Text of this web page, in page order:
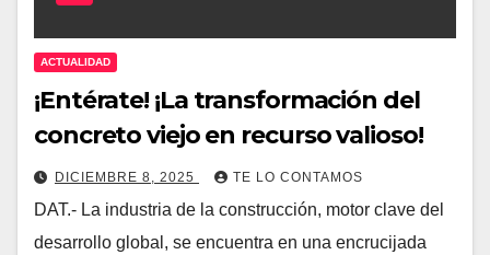
ACTUALIDAD
¡Entérate! ¡La transformación del
concreto viejo en recurso valioso!
DICIEMBRE 8, 2025 TE LO CONTAMOS
DAT.- La industria de la construcción, motor clave del
desarrollo global, se encuentra en una encrucijada